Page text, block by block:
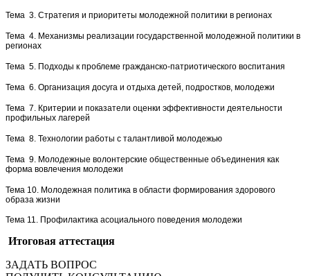
Тема 3. Стратегия и приоритеты молодежной политики в регионах
Тема 4. Механизмы реализации государственной молодежной политики в
регионах
Тема 5. Подходы к проблеме гражданско-патриотического воспитания
Тема 6. Организация досуга и отдыха детей, подростков, молодежи
Тема 7. Критерии и показатели оценки эффективности деятельности
профильных лагерей
Тема 8. Технологии работы с талантливой молодежью
Тема 9. Молодежные волонтерские общественные объединения как
форма вовлечения молодежи
Тема 10. Молодежная политика в области формирования здорового
образа жизни
Тема 11. Профилактика асоциального поведения молодежи
Итоговая аттестация
ЗАДАТЬ ВОПРОС